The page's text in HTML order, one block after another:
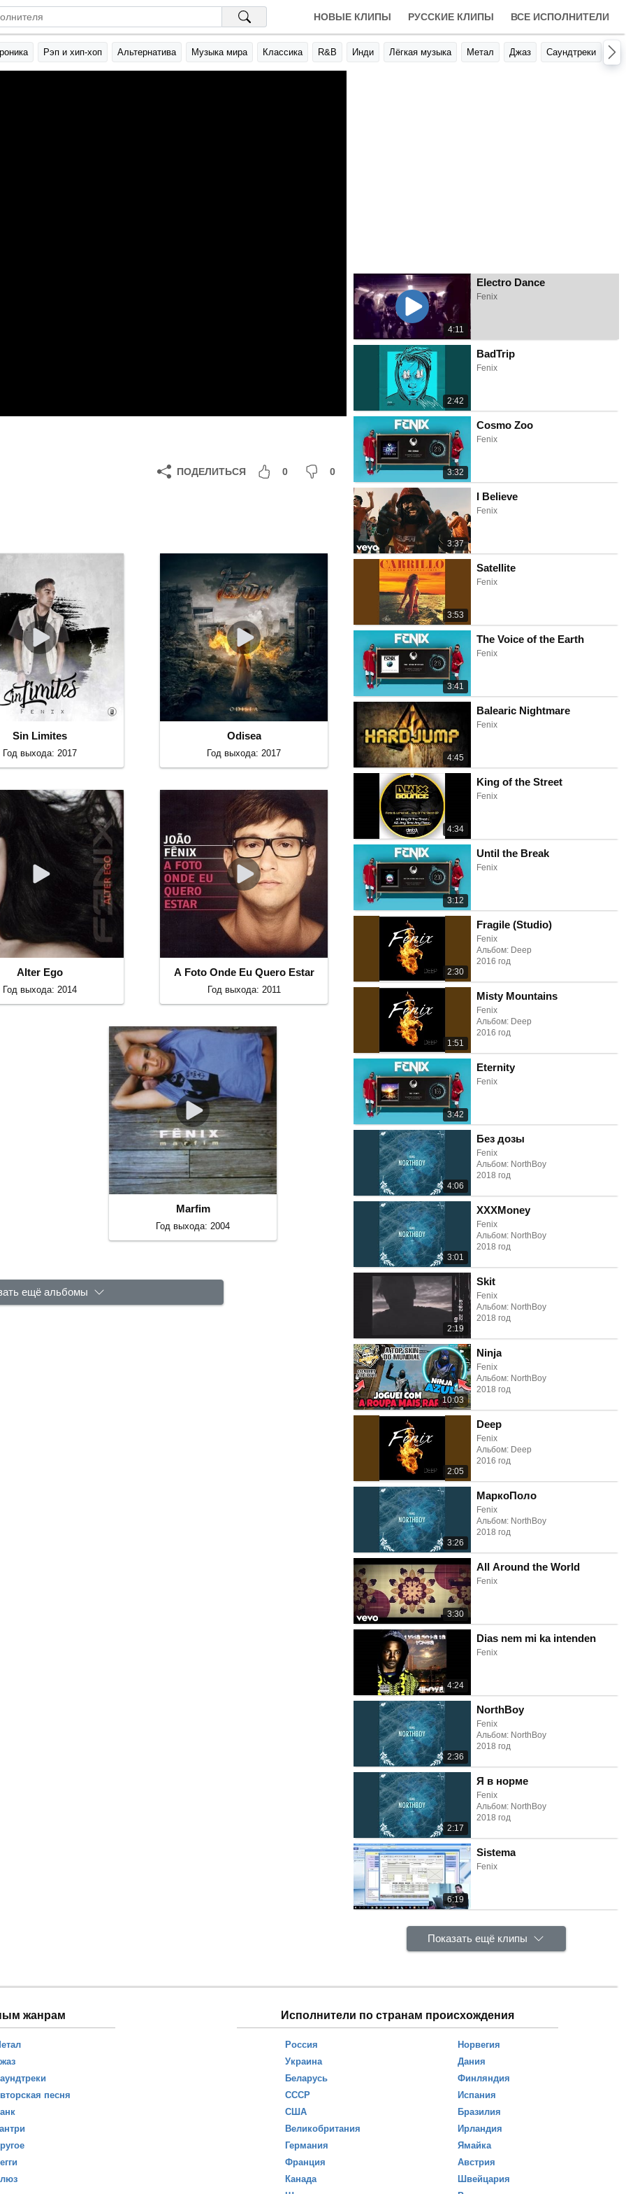
НОВЫЕ КЛИПЫ РУССКИЕ КЛИПЫ ВСЕ ИСПОЛНИТЕЛИ
Рэп и хип-хоп Альтернатива Музыка мира Классика R&B Инди Лёгкая музыка Метал Джаз Саундтреки
ПОДЕЛИТЬСЯ 0 0
4:11
Electro Dance
Fenix
2:42
BadTrip
Fenix
3:32
Cosmo Zoo
Fenix
3:37
I Believe
Fenix
3:53
Satellite
Fenix
3:41
The Voice of the Earth
Fenix
4:45
Balearic Nightmare
Fenix
4:34
King of the Street
Fenix
3:12
Until the Break
Fenix
2:30
Fragile (Studio)
Fenix
Альбом: Deep
2016 год
1:51
Misty Mountains
Fenix
Альбом: Deep
2016 год
3:42
Eternity
Fenix
4:06
Без дозы
Fenix
Альбом: NorthBoy
2018 год
3:01
XXXMoney
Fenix
Альбом: NorthBoy
2018 год
2:19
Skit
Fenix
Альбом: NorthBoy
2018 год
10:03
Ninja
Fenix
Альбом: NorthBoy
2018 год
2:05
Deep
Fenix
Альбом: Deep
2016 год
3:26
МаркоПоло
Fenix
Альбом: NorthBoy
2018 год
3:30
All Around the World
Fenix
4:24
Dias nem mi ka intenden
Fenix
2:36
NorthBoy
Fenix
Альбом: NorthBoy
2018 год
2:17
Я в норме
Fenix
Альбом: NorthBoy
2018 год
6:19
Sistema
Fenix
Показать ещё клипы
Sin Limites
Год выхода: 2017
Odisea
Год выхода: 2017
Alter Ego
Год выхода: 2014
A Foto Onde Eu Quero Estar
Год выхода: 2011
Marfim
Год выхода: 2004
ещё альбомы
жанрам
песня
Исполнители по странам происхождения
Россия
Украина
Беларусь
СССР
США
Великобритания
Германия
Франция
Канада
Норвегия
Дания
Финляндия
Испания
Бразилия
Ирландия
Ямайка
Австрия
Швейцария